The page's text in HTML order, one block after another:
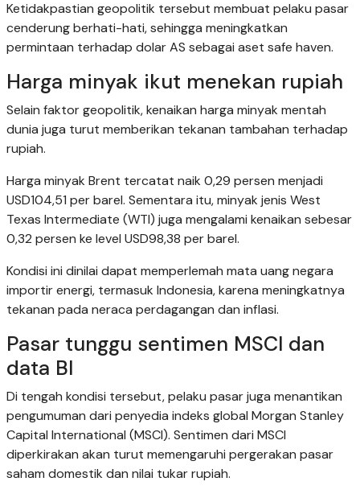
Ketidakpastian geopolitik tersebut membuat pelaku pasar
cenderung berhati-hati, sehingga meningkatkan
permintaan terhadap dolar AS sebagai aset safe haven.
Harga minyak ikut menekan rupiah
Selain faktor geopolitik, kenaikan harga minyak mentah
dunia juga turut memberikan tekanan tambahan terhadap
rupiah.
Harga minyak Brent tercatat naik 0,29 persen menjadi
USD104,51 per barel. Sementara itu, minyak jenis West
Texas Intermediate (WTI) juga mengalami kenaikan sebesar
0,32 persen ke level USD98,38 per barel.
Kondisi ini dinilai dapat memperlemah mata uang negara
importir energi, termasuk Indonesia, karena meningkatnya
tekanan pada neraca perdagangan dan inflasi.
Pasar tunggu sentimen MSCI dan
data BI
Di tengah kondisi tersebut, pelaku pasar juga menantikan
pengumuman dari penyedia indeks global Morgan Stanley
Capital International (MSCI). Sentimen dari MSCI
diperkirakan akan turut memengaruhi pergerakan pasar
saham domestik dan nilai tukar rupiah.